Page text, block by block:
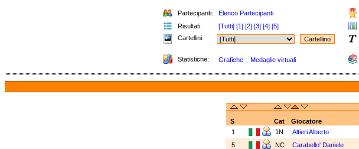
Partecipanti: Elenco Partecipanti
Risultati:
[Tutti] [1] [2] [3] [4] [5]
Cartellini:
Statistiche: Grafiche Medaglie virtuali
S
Cat Giocatore
1
1N Altieri Alberto
5
NC Carabello' Daniele